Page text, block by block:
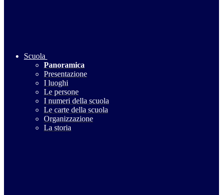
Scuola
Panoramica
Presentazione
I luoghi
Le persone
I numeri della scuola
Le carte della scuola
Organizzazione
La storia